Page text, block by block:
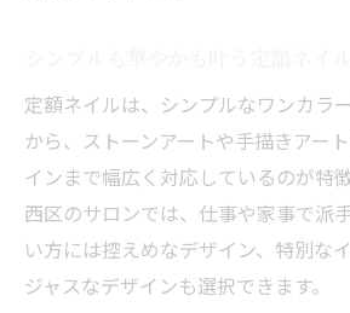
定額ネイルは、シンプルなワンカラ
から、ストーンアートや手描きアー
インまで幅広く対応しているのが特
西区のサロンでは、仕事や家事で派
い方には控えめなデザイン、特別な
ジャスなデザインも選択できます。